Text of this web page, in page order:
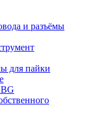
и разъёмы
для пайки